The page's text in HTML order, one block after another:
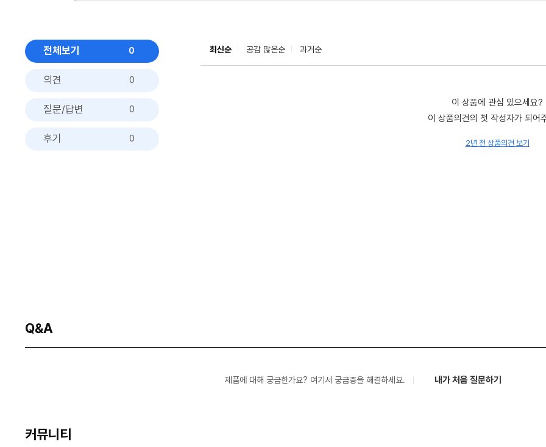
전체보기 0
의견 0
질문/답변 0
후기 0
최신순 공감 많은순 과거순
이 상품에 관심 있으세요?
이 상품의견의 첫 작성자가 되어
2년 전 상품의견 보기
Q&A
제품에 대해 궁금한가요? 여기서 궁금증을 해결하세요. 내가 처음 질문하기
커뮤니티